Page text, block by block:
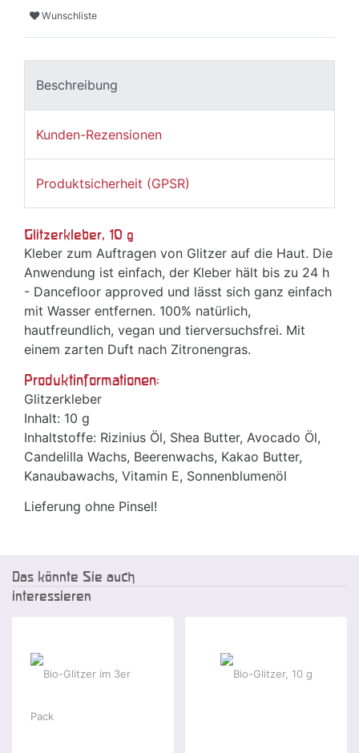
Wunschliste
Beschreibung
Kunden-Rezensionen
Produktsicherheit (GPSR)
Glitzerkleber, 10 g
Kleber zum Auftragen von Glitzer auf die Haut. Die
Anwendung ist einfach, der Kleber hält bis zu 24 h
- Dancefloor approved und lässt sich ganz einfach
mit Wasser entfernen. 100% natürlich,
hautfreundlich, vegan und tierversuchsfrei. Mit
einem zarten Duft nach Zitronengras.
Produktinformationen:
Glitzerkleber
Inhalt: 10 g
Inhaltstoffe: Rizinius Öl, Shea Butter, Avocado Öl,
Candelilla Wachs, Beerenwachs, Kakao Butter,
Kanaubawachs, Vitamin E, Sonnenblumenöl
Lieferung ohne Pinsel!
Das könnte Sie auch
interessieren